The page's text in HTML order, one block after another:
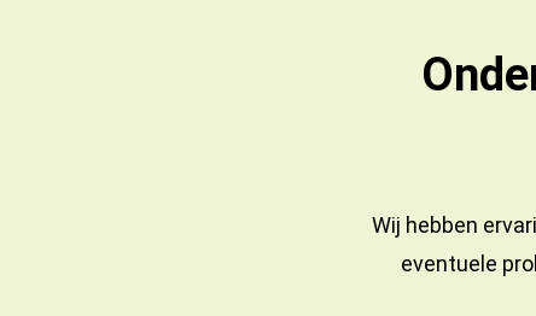
Wij hebben
eventuele